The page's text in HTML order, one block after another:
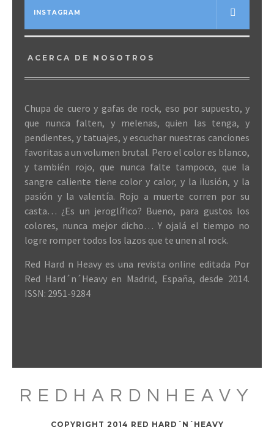
INSTAGRAM
ACERCA DE NOSOTROS
Chupa de cuero y gafas de rock, eso por supuesto, y
que nunca falten, y melenas, quien las tenga, y
pendientes, y tatuajes, y escuchar nuestras canciones
favoritas a un volumen brutal. Pero el color es blanco,
y también rojo, que nunca falte tampoco, que la
sangre caliente tiene color y calor, y la ilusión, y la
pasión y la valentía. Rojo a muerte corren por su
casta… ¿Es un jeroglífico? Bueno, para gustos los
colores, nunca mejor dicho… Y ojalá el tiempo no
logre romper todos los lazos que te unen al rock.
Red Hard n Heavy es una revista online editada Por
Red Hard´n´Heavy en Madrid, España, desde 2014.
ISSN: 2951-9284
REDHARDNHEAVY
COPYRIGHT 2014 RED HARD´N´HEAVY